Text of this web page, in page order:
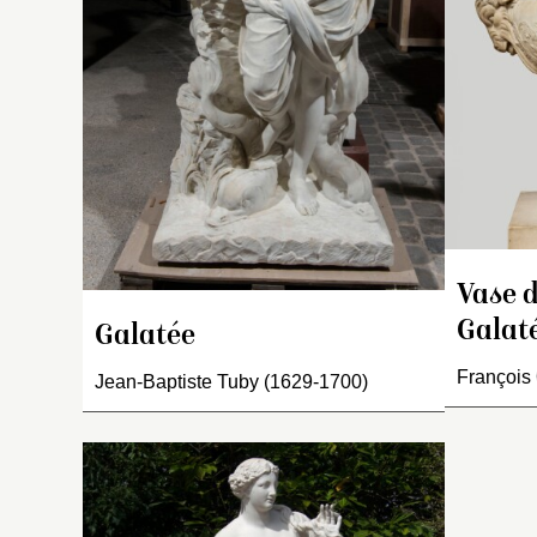
Galatée
Jean-Baptiste Tuby (1629-1700)
Vase
François